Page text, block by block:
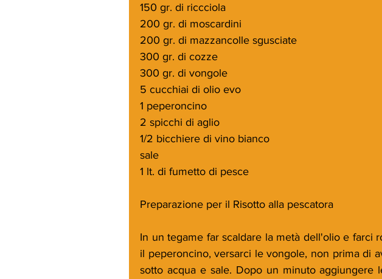
150 gr. di riccciola
200 gr. di moscardini
200 gr. di mazzancolle sgusciate
300 gr. di cozze
300 gr. di vongole
5 cucchiai di olio evo
1 peperoncino
2 spicchi di aglio
1/2 bicchiere di vino bianco
sale
1 lt. di fumetto di pesce
Preparazione per il Risotto alla pescatora
In un tegame far scaldare la metà dell'olio e farci
il peperoncino, versarci le vongole, non prima di
sotto acqua e sale. Dopo un minuto aggiungere